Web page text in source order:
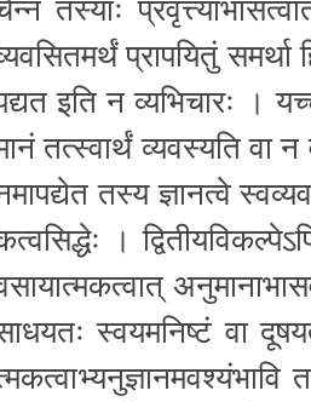
प्रा­प­यि­तुं
इति न व्य­भि­चा­रः ।
तत्स्वार्थं व्य­व­स्य­ति वान
तस्य ज्ञानत्वे
।
अनु
स्व­य­म­नि­ष्टं वा